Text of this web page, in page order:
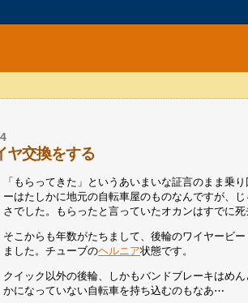
ヤ交換をする
「もらってきた」というあいまいな証言のまま乗
ーはたしかに地元の自転車屋のものなんですが、
さでした。もらったと言っていたオカンはすでに死
そこからも年数がたちまして、後輪のワイヤービ
ました。チューブのヘルニア状態です。
クイック以外の後輪、しかもバンドブレーキはめ
かになっていない自転車を持ち込むのもなあ⋯